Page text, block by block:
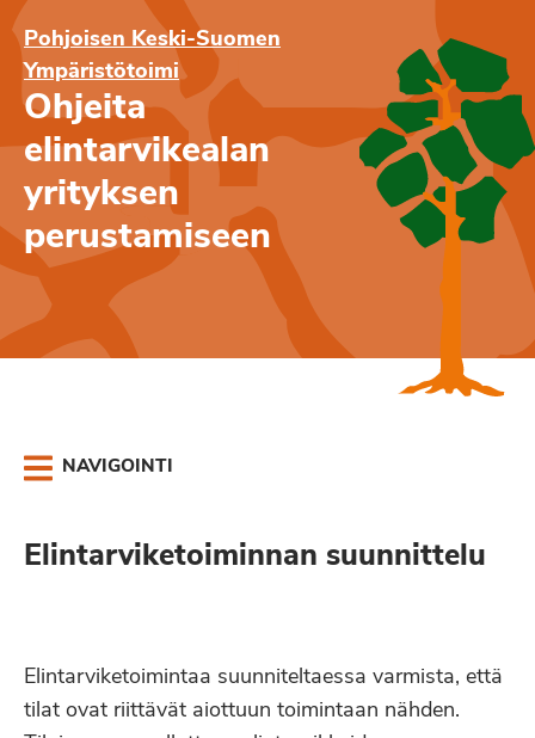
Pohjoisen Keski-Suomen
Ympäristötoimi
Ohjeita
elintarvikealan
yrityksen
perustamiseen
NAVIGOINTI
Elintarviketoiminnan suunnittelu
Elintarviketoimintaa suunniteltaessa varmista, että
tilat ovat riittävät aiottuun toimintaan nähden.